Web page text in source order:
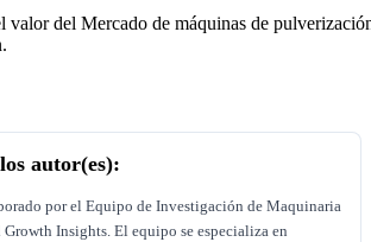
valor del Mercado de máquinas de
autor(es):
por el Equipo de Investigación de Maquinaria
Insights. El equipo se especializa en